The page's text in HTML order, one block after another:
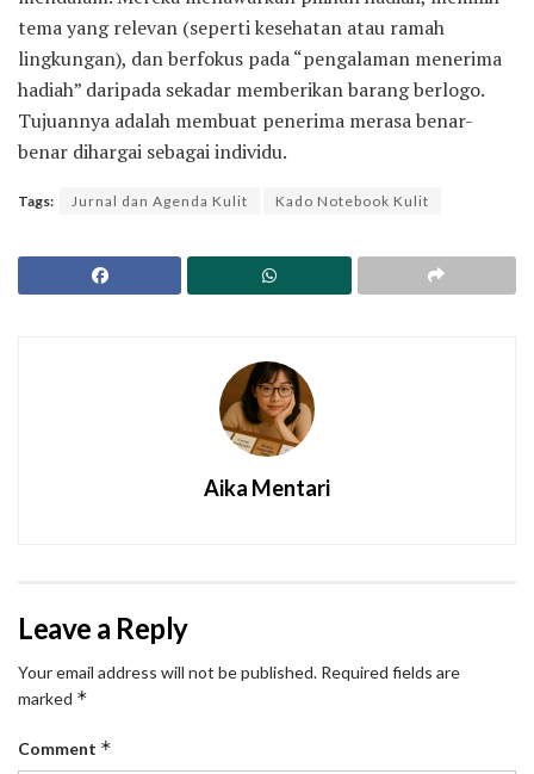
tema yang relevan (seperti kesehatan atau ramah
lingkungan), dan berfokus pada “pengalaman menerima
hadiah” daripada sekadar memberikan barang berlogo.
Tujuannya adalah membuat penerima merasa benar-
benar dihargai sebagai individu.
Tags: Jurnal dan Agenda Kulit Kado Notebook Kulit
Aika Mentari
Leave a Reply
Your email address will not be published. Required fields are
marked *
Comment *